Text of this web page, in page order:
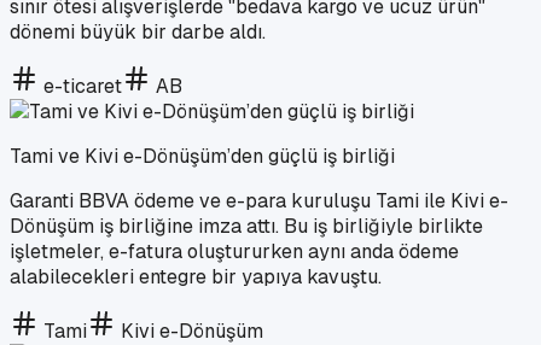
sınır ötesi alışverişlerde "bedava kargo ve ucuz ürün"
dönemi büyük bir darbe aldı.
e-ticaret AB
Tami ve Kivi e-Dönüşüm’den güçlü iş birliği
Garanti BBVA ödeme ve e-para kuruluşu Tami ile Kivi e-
Dönüşüm iş birliğine imza attı. Bu iş birliğiyle birlikte
işletmeler, e-fatura oluştururken aynı anda ödeme
alabilecekleri entegre bir yapıya kavuştu.
Tami Kivi e-Dönüşüm